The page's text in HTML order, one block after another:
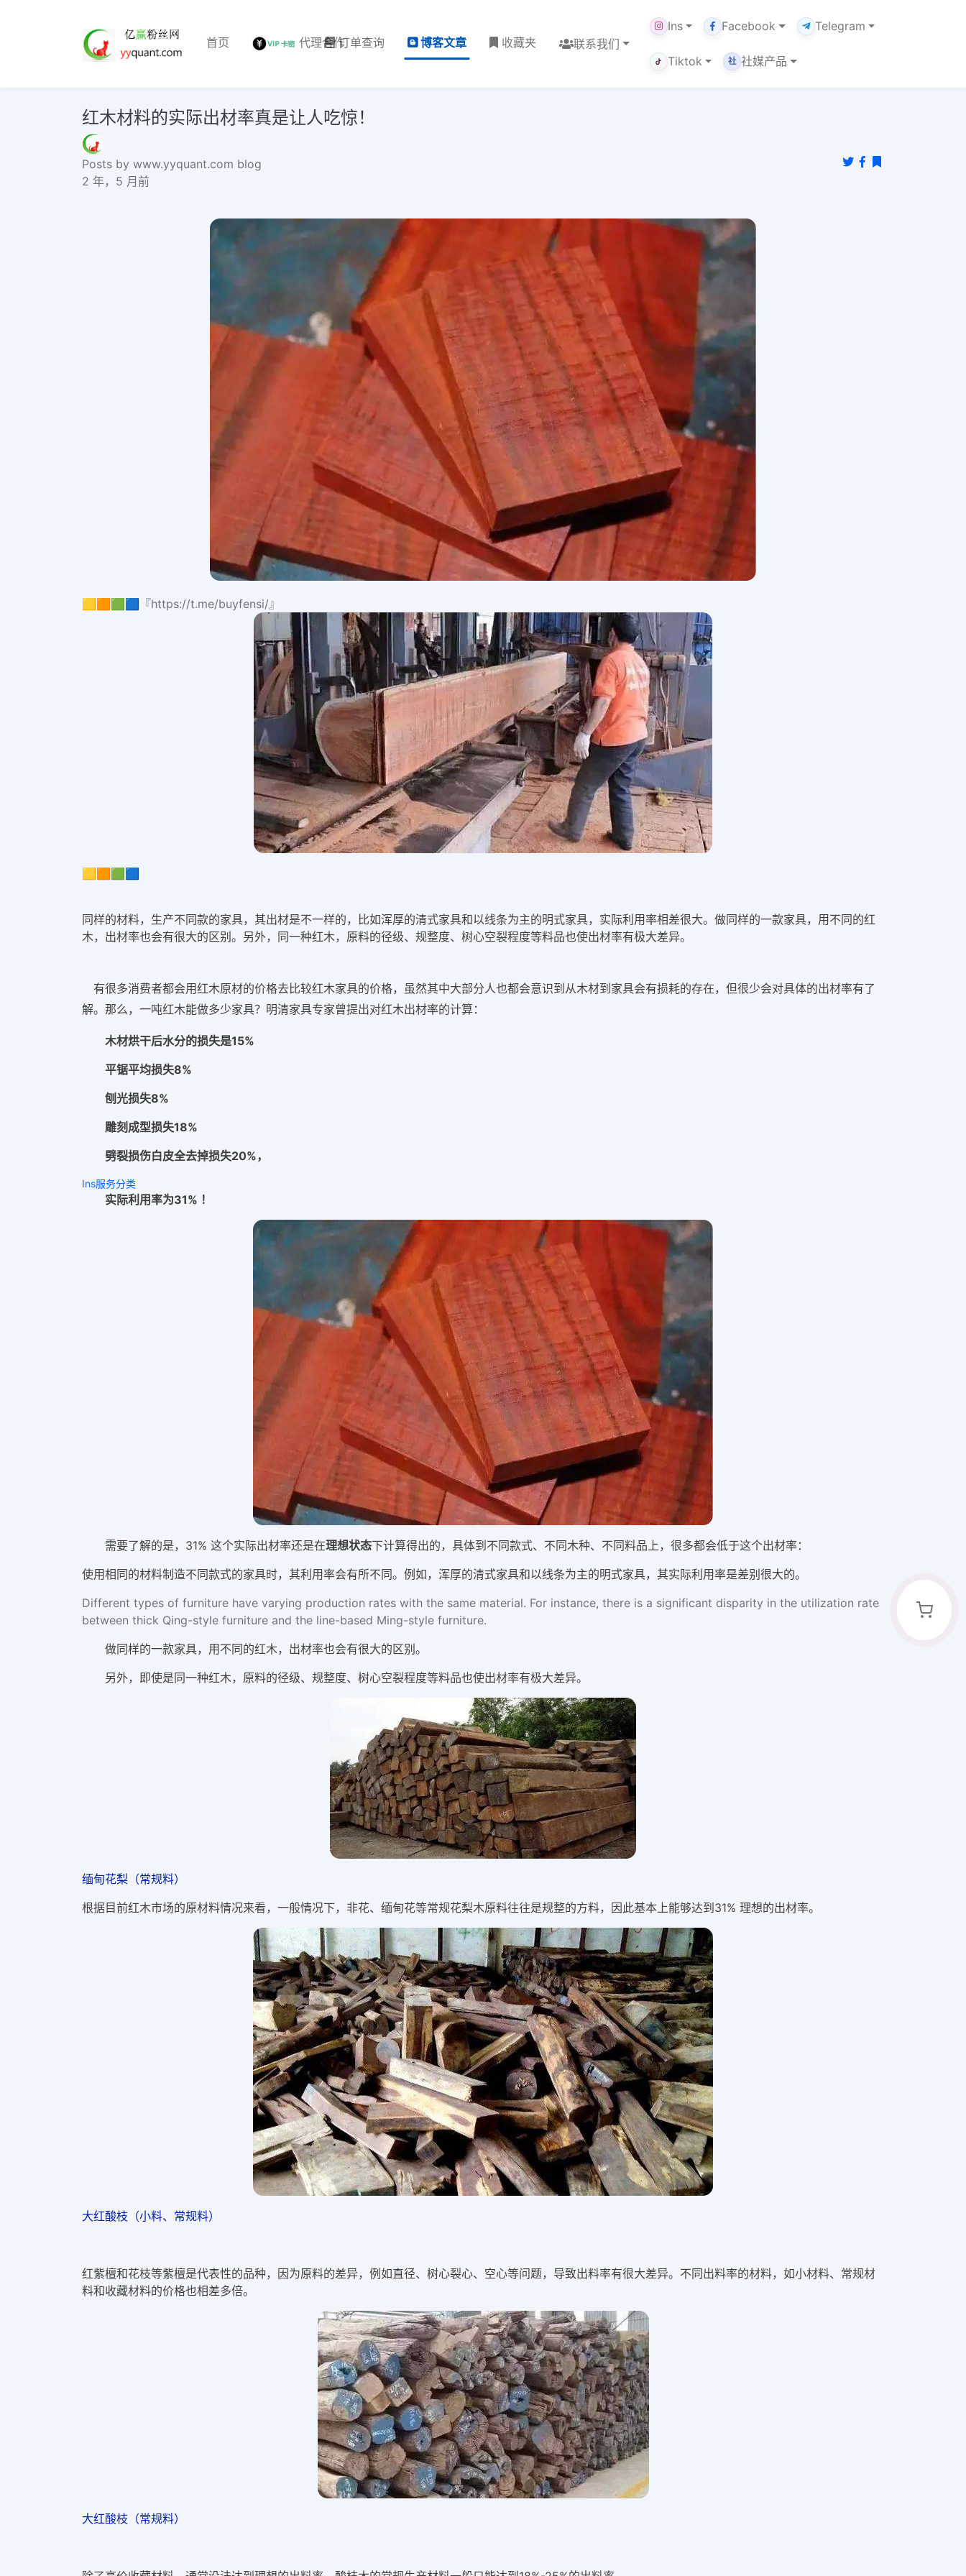
首页 代理合作订单查询 博客文章 收藏夹 联系我们
Ins Facebook Telegram
Tiktok 社 社媒产品
红木材料的实际出材率真是让人吃惊！
Posts by www.yyquant.com blog
2 年，5 月前
🟨🟧🟩🟦『https://t.me/buyfensi/』
🟨🟧🟩🟦
同样的材料，生产不同款的家具，其出材是不一样的，比如浑厚的清式家具和以线条为主的明式家具，实际利用率相差很大。做同样的一款家具，用不同的红
木，出材率也会有很大的区别。另外，同一种红木，原料的径级、规整度、树心空裂程度等料品也使出材率有极大差异。
有很多消费者都会用红木原材的价格去比较红木家具的价格，虽然其中大部分人也都会意识到从木材到家具会有损耗的存在，但很少会对具体的出材率有了
解。 那么，一吨红木能做多少家具？ 明清家具专家曾提出对红木出材率的计算：
木材烘干后水分的损失是15%
平锯平均损失8%
刨光损失8%
雕刻成型损失18%
劈裂损伤白皮全去掉损失20%，
Ins服务分类
实际利用率为31% ！
需要了解的是，31% 这个实际出材率还是在理想状态下计算得出的，具体到不同款式、不同木种、不同料品上，很多都会低于这个出材率：
使用相同的材料制造不同款式的家具时，其利用率会有所不同。例如，浑厚的清式家具和以线条为主的明式家具，其实际利用率是差别很大的。
Different types of furniture have varying production rates with the same material. For instance, there is a significant disparity in the utilization rate
between thick Qing-style furniture and the line-based Ming-style furniture.
做同样的一款家具，用不同的红木，出材率也会有很大的区别。
另外，即使是同一种红木，原料的径级、规整度、树心空裂程度等料品也使出材率有极大差异。
缅甸花梨（常规料）
根据目前红木市场的原材料情况来看，一般情况下，非花、缅甸花等常规花梨木原料往往是规整的方料，因此基本上能够达到31% 理想的出材率。
大红酸枝（小料、常规料）
红紫檀和花枝等紫檀是代表性的品种，因为原料的差异，例如直径、树心裂心、空心等问题，导致出料率有很大差异。不同出料率的材料，如小材料、常规材
料和收藏材料的价格也相差多倍。
大红酸枝（常规料）